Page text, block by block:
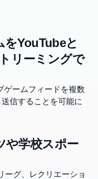
YouTubeと
リーミングで
ゲームフィードを複数
信することを可能に
や学校スポー
ーグ、レクリエーショ